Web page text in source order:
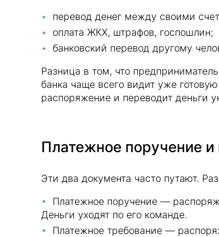
перевод денег между своими
оплата ЖКХ, штрафов, госпошлин;
банковский перевод другому
Разница в том, что
банка чаще всего видит уже
распоряжение и переводит деньги
Платежное поручение
Эти два документа часто путают.
Платежное поручение —
Деньги уходят по его команде.
Платежное требование —